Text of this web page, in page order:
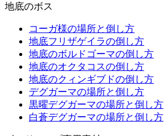
地底のボス
コーガ様の場所と倒し方
地底フリザゲイラの倒し方
地底のボルドゴーマの倒し方
地底のオクタコスの倒し方
地底のクィンギブドの倒し方
デグガーマの場所と倒し方
黒曜デグガーマの場所と倒し方
白蒼デグガーマの場所と倒し方